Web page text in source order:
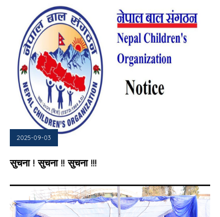
2025-09-03
सुचना ! सुचना !! सुचना !!!